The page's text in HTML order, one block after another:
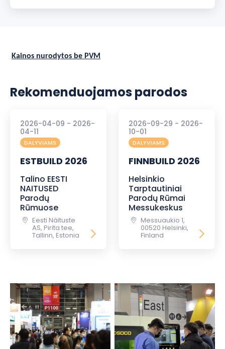
Kainos nurodytos be PVM
Rekomenduojamos parodos
2026-04-09 - 2026-
04-11
DALYVIAMS
ESTBUILD 2026
Talino EESTI
NAITUSED
Parodų
Rūmuose
Eesti Näituste
AS, Pirita tee,
Tallinn, Estonia
2026-09-29 - 2026-
10-01
DALYVIAMS
FINNBUILD 2026
Helsinkio
Tarptautiniai
Parodų Rūmai
Messukeskus
Messuaukio 1,
00520 Helsinki,
Finland